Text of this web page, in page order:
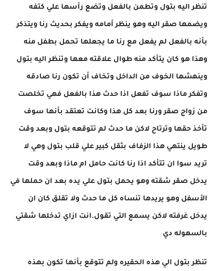
تنظر اليه بتول وتطمن بالفعل وتضع رأسها علي كتفه
ويضمها صقر اليه وهو ينظر أمامه ويفكر بحديث رنا ويتذكر
بأنه بالفعل لم يفعل مع رنا ما يجعلها تحمل بطفل منه
وهذا هو كان يتأكد منه طوال علاقته معها وتنظر اليه بتول
وينهشها الخوف من الداخل وتخاف أن تكون رنا صادقه
وتفكر ماذا سوف تفعل اذا حدث هذا بالفعل فهي تخلصت
من زواج صقر ورنا بعد كل هذا وكانت تعتقد بأنها سوف
تأخذ حقها وترتاح لاكن ما حدث لم تتوقعه بتول وبعد وقت
طويل ينتهي هذا الزفاف بثقل كبير علي قلب بتول وهي لا
تريد سوا ان تتأكد اذا رنا كانت حامل ام ماذا وبعد وقت
يدخل صقر شقته وهو يحمل بتول علي يده بعد ان حملها في
الأسفل وهو يريدها تنساه كل ما حدث ولا تقلق كان ان
يدخل غرفته لاكن يسمع التي تقول.انت ازاي تدخلها شقتي
بالسهوله دي
تنظر بتول الي هذه الحقيره ولم تتوقع بأنها تكون بهذه